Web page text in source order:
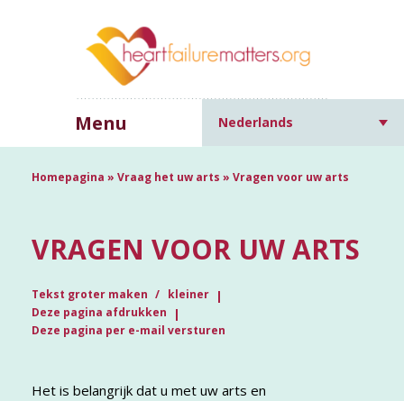
Menu Nederlands
Homepagina » Vraag het uw arts » Vragen voor uw arts
VRAGEN VOOR UW ARTS
Tekst groter maken
kleiner
Deze pagina afdrukken
Deze pagina per e-mail versturen
Het is belangrijk dat u met uw arts en